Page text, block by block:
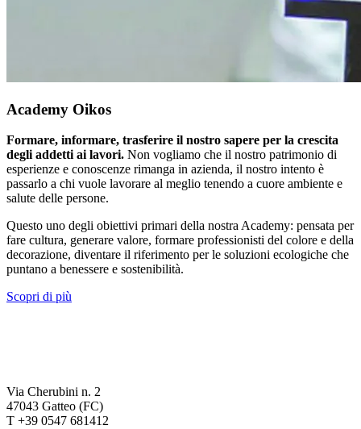
Academy Oikos
Formare, informare, trasferire il nostro sapere per la crescita
degli addetti ai lavori. Non vogliamo che il nostro patrimonio di
esperienze e conoscenze rimanga in azienda, il nostro intento è
passarlo a chi vuole lavorare al meglio tenendo a cuore ambiente e
salute delle persone.
Questo uno degli obiettivi primari della nostra Academy: pensata per
fare cultura, generare valore, formare professionisti del colore e della
decorazione, diventare il riferimento per le soluzioni ecologiche che
puntano a benessere e sostenibilità.
Scopri di più
Via Cherubini n. 2
47043 Gatteo (FC)
T +39 0547 681412